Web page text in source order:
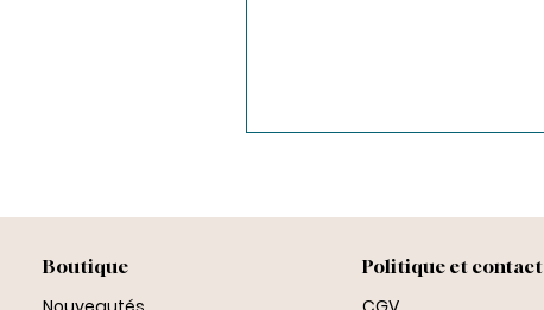
Boutique
Politique et contact